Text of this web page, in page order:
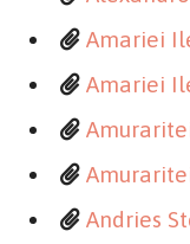
Amariei
Amariei
Andries